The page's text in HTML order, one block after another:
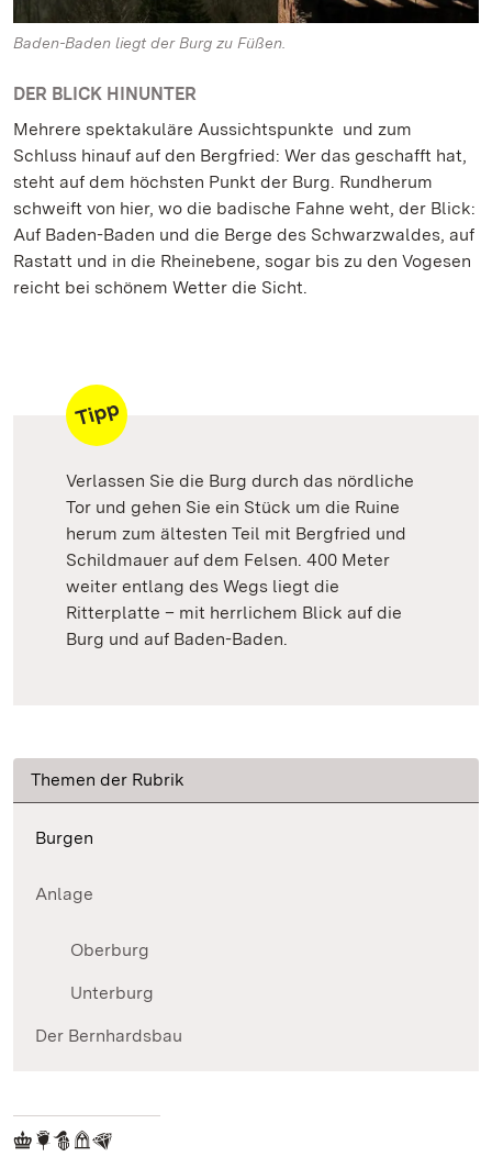
Baden-Baden liegt der Burg zu Füßen.
DER BLICK HINUNTER
Mehrere spektakuläre Aussichtspunkte und zum
Schluss hinauf auf den Bergfried: Wer das geschafft hat,
steht auf dem höchsten Punkt der Burg. Rundherum
schweift von hier, wo die badische Fahne weht, der Blick:
Auf Baden-Baden und die Berge des Schwarzwaldes, auf
Rastatt und in die Rheinebene, sogar bis zu den Vogesen
reicht bei schönem Wetter die Sicht.
Verlassen Sie die Burg durch das nördliche
Tor und gehen Sie ein Stück um die Ruine
herum zum ältesten Teil mit Bergfried und
Schildmauer auf dem Felsen. 400 Meter
weiter entlang des Wegs liegt die
Ritterplatte – mit herrlichem Blick auf die
Burg und auf Baden-Baden.
Themen der Rubrik
Burgen
Anlage
Oberburg
Unterburg
Der Bernhardsbau